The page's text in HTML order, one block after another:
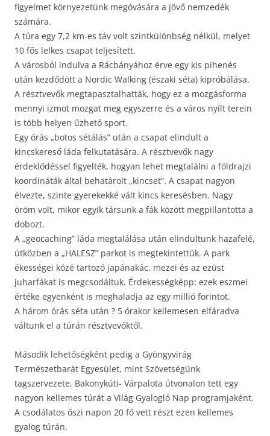
figyelmet környezetünk megóvására a jövő nemzedék
számára.
A túra egy 7,2 km-es táv volt szintkülönbség nélkül, melyet
10 fős lelkes csapat teljesített.
A városból indulva a Rácbányához érve egy kis pihenés
után kezdődött a Nordic Walking (északi séta) kipróbálása.
A résztvevők megtapasztalhatták, hogy ez a mozgásforma
mennyi izmot mozgat meg egyszerre és a város nyílt terein
is több helyen űzhető sport.
Egy órás „botos sétálás” után a csapat elindult a
kincskereső láda felkutatására. A résztvevők nagy
érdeklődéssel figyelték, hogyan lehet megtalálni a földrajzi
koordináták által behatárolt „kincset”. A csapat nagyon
élvezte, szinte gyerekekké vált kincs keresésben. Nagy
öröm volt, mikor egyik társunk a fák között megpillantotta a
dobozt.
A „geocaching” láda megtalálása után elindultunk hazafelé,
útközben a „HALESZ” parkot is megtekintettük. A park
ékességei közé tartozó japánakác, mezei és az ezüst
juharfákat is megcsodáltuk. Érdekességképp: ezek eszmei
értéke egyenként is meghaladja az egy millió forintot.
A három órás séta után ? 5 órakor kellemesen elfáradva
váltunk el a túrán résztvevőktől.
Második lehetőségként pedig a Gyöngyvirág
Természetbarát Egyesület, mint Szövetségünk
tagszervezete, Bakonykúti- Várpalota útvonalon tett egy
nagyon kellemes túrát a Világ Gyalogló Nap programjaként.
A csodálatos őszi napon 20 fő vett részt ezen kellemes
gyalog túrán.